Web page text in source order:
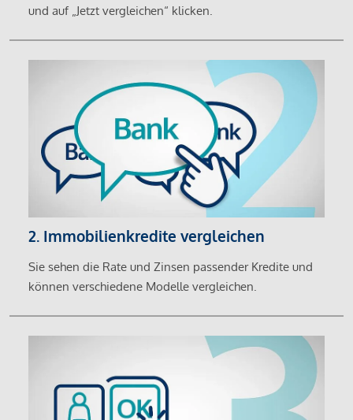
und auf „Jetzt vergleichen“ klicken.
2. Immobilienkredite vergleichen
Sie sehen die Rate und Zinsen passender Kredite und
können verschiedene Modelle vergleichen.